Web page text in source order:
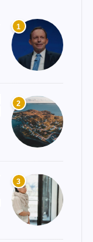
1
2
3